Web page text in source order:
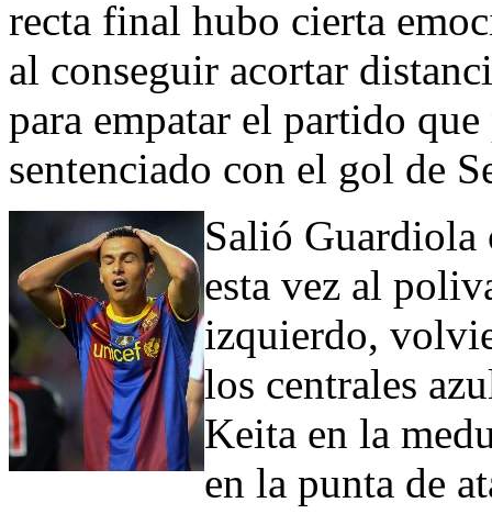
recta final hubo cierta
al conseguir acortar
para empatar el partido
sentenciado con el gol de
Salió Guardiola
esta vez al
izquierdo,
los centrales
Keita en la
en la punta de